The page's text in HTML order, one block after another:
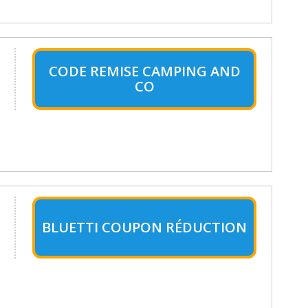
CODE REMISE CAMPING AND
CO
BLUETTI COUPON RÉDUCTION